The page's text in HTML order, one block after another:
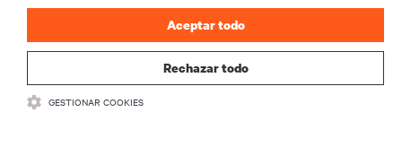
REGISTRARSE
Rechazar todo
Aceptar todo
GESTIONAR COOKIES